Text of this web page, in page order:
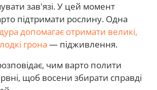
зав'язі. У цей момент
підтримати рослину. Одна
допомагає отримати великі,
грона — підживлення.
чим варто полити
щоб восени збирати справді